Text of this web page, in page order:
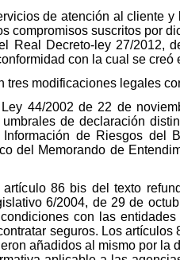
de atención al cliente
compromisos suscritos por
Real Decreto-ley 27/2012,
con la cual se
tres modificaciones legales
44/2002 de 22 de
de declaración
de Riesgos del
del Memorando de
86 bis del texto
6/2004, de 29 de
con las
seguros. Los artículos
añadidos al mismo por la